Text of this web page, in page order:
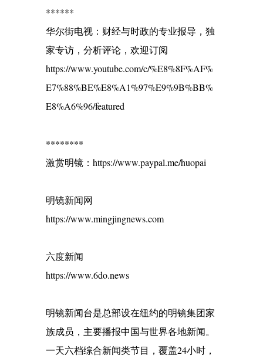
******
华尔街电视：财经与时政的专业报导，独
家专访，分析评论，欢迎订阅
https://www.youtube.com/c/%E8%8F%AF%
E7%88%BE%E8%A1%97%E9%9B%BB%
E8%A6%96/featured
********
激赏明镜：https://www.paypal.me/huopai
明镜新闻网
https://www.mingjingnews.com
六度新闻
https://www.6do.news
明镜新闻台是总部设在纽约的明镜集团家
族成员，主要播报中国与世界各地新闻。
一天六档综合新闻类节目，覆盖24小时，